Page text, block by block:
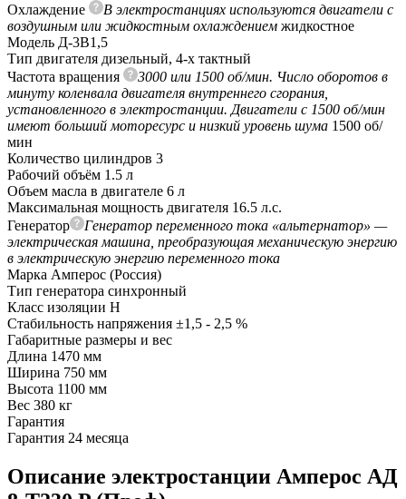
Охлаждение
В электростанциях используются двигатели с
воздушным или жидкостным охлаждением жидкостное
Модель Д-3В1,5
Тип двигателя дизельный, 4-х тактный
Частота вращения
3000 или 1500 об/мин. Число оборотов в
минуту коленвала двигателя внутреннего сгорания,
установленного в электростанции. Двигатели с 1500 об/мин
имеют больший моторесурс и низкий уровень шума 1500 об/
мин
Количество цилиндров 3
Рабочий объём 1.5 л
Объем масла в двигателе 6 л
Максимальная мощность двигателя 16.5 л.с.
Генератор
Генератор переменного тока «альтернатор» —
электрическая машина, преобразующая механическую энергию
в электрическую энергию переменного тока
Марка Амперос (Россия)
Тип генератора синхронный
Класс изоляции H
Стабильность напряжения ±1,5 - 2,5 %
Габаритные размеры и вес
Длина 1470 мм
Ширина 750 мм
Высота 1100 мм
Вес 380 кг
Гарантия
Гарантия 24 месяца
Описание электростанции Амперос АД